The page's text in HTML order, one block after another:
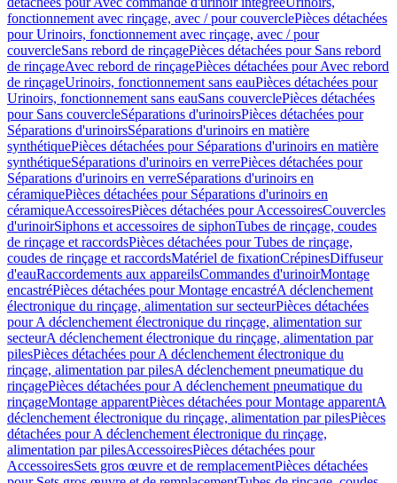
fonctionnement avec rinçage, avec / pour couverclePièces détachées
pour Urinoirs, fonctionnement avec rinçage, avec / pour
couvercleSans rebord de rinçagePièces détachées pour Sans rebord
de rinçageAvec rebord de rinçagePièces détachées pour Avec rebord
de rinçageUrinoirs, fonctionnement sans eauPièces détachées pour
Urinoirs, fonctionnement sans eauSans couverclePièces détachées
pour Sans couvercleSéparations d'urinoirsPièces détachées pour
Séparations d'urinoirsSéparations d'urinoirs en matière
synthétiquePièces détachées pour Séparations d'urinoirs en matière
synthétiqueSéparations d'urinoirs en verrePièces détachées pour
Séparations d'urinoirs en verreSéparations d'urinoirs en
céramiquePièces détachées pour Séparations d'urinoirs en
céramiqueAccessoiresPièces détachées pour AccessoiresCouvercles
d'urinoirSiphons et accessoires de siphonTubes de rinçage, coudes
de rinçage et raccordsPièces détachées pour Tubes de rinçage,
coudes de rinçage et raccordsMatériel de fixationCrépinesDiffuseur
d'eauRaccordements aux appareilsCommandes d'urinoirMontage
encastréPièces détachées pour Montage encastréA déclenchement
électronique du rinçage, alimentation sur secteurPièces détachées
pour A déclenchement électronique du rinçage, alimentation sur
secteurA déclenchement électronique du rinçage, alimentation par
pilesPièces détachées pour A déclenchement électronique du
rinçage, alimentation par pilesA déclenchement pneumatique du
rinçagePièces détachées pour A déclenchement pneumatique du
rinçageMontage apparentPièces détachées pour Montage apparentA
déclenchement électronique du rinçage, alimentation par pilesPièces
détachées pour A déclenchement électronique du rinçage,
alimentation par pilesAccessoiresPièces détachées pour
AccessoiresSets gros œuvre et de remplacementPièces détachées